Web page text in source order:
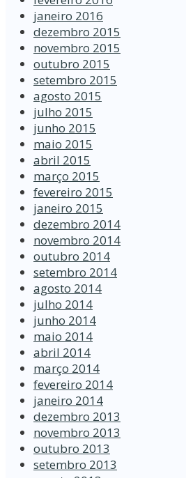
janeiro 2016
dezembro 2015
novembro 2015
outubro 2015
setembro 2015
agosto 2015
julho 2015
junho 2015
maio 2015
abril 2015
março 2015
fevereiro 2015
janeiro 2015
dezembro 2014
novembro 2014
outubro 2014
setembro 2014
agosto 2014
julho 2014
junho 2014
maio 2014
abril 2014
março 2014
fevereiro 2014
janeiro 2014
dezembro 2013
novembro 2013
outubro 2013
setembro 2013